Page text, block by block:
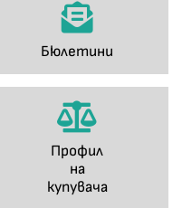
Бюлетини
Профил
на
купувача